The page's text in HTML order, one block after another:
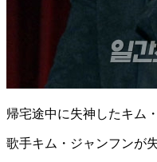
帰宅途中に失神したキム
歌手キム・ジャンフンが